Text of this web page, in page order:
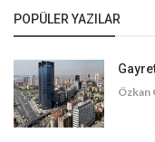
POPÜLER YAZILAR
Özkan